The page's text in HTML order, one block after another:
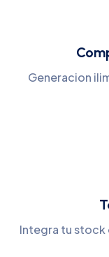
Generacion
Integra tu stock